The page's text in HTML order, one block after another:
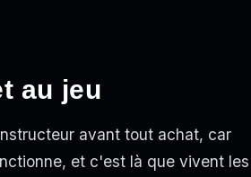
au jeu
avant tout achat, car
et c'est là que vivent les